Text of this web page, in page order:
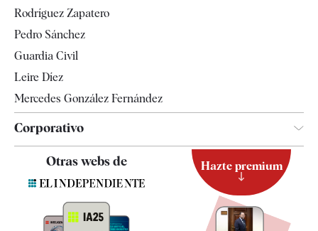
Televisión
Rodríguez Zapatero
Pedro Sánchez
Guardia Civil
Leire Díez
Mercedes González Fernández
Corporativo
Contacto
Otras webs de Hazte premium